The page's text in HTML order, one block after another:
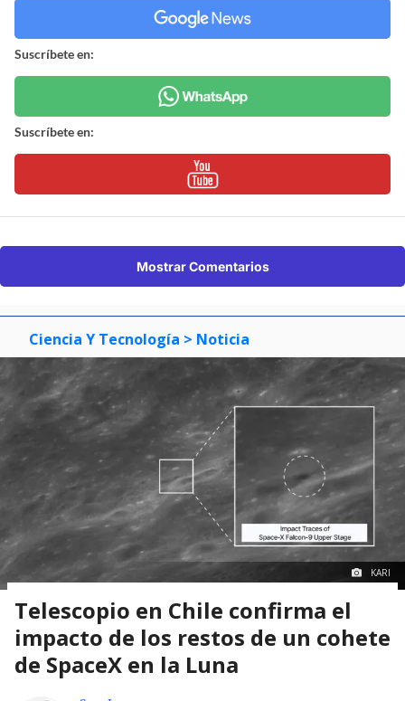
Suscríbete en:
Suscríbete en:
Mostrar Comentarios
Ciencia Y Tecnología > Noticia
KARI
Telescopio en Chile confirma el
impacto de los restos de un cohete
de SpaceX en la Luna